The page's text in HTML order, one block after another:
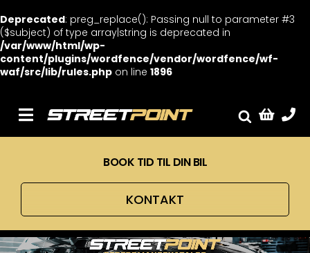
Deprecated: preg_replace(): Passing null to parameter #3
($subject) of type array|string is deprecated in
/var/www/html/wp-
content/plugins/wordfence/vendor/wordfence/wf-
waf/src/lib/rules.php on line 1896
content
Toggle
Sænkning
Tuning
BOOK TID TIL DIN BIL
KONTAKT